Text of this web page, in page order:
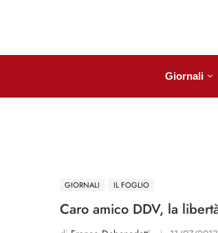
Giornali
GIORNALI IL FOGLIO
Caro amico DDV, la